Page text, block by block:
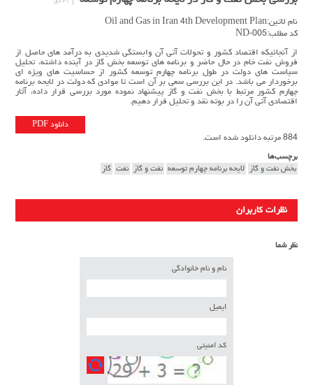
نام لاتین:Oil and Gas in Iran 4th Development Plan
کد مطلب:ND-005
از آنجائیکه اقتصاد کشور و تحولات آتی آن وابستگی شدیدی به درآمد های حاصل از
فروش نفت خام در حال حاضر و برنامه های توسعه بخش گاز در آینده داشته، تحلیل
سیاست های دولت در طول برنامه چهارم توسعه کشور از حساسیت های ویژه ای
برخوردار می باشد. در این بررسی سعی بر آن است تا موادی که دولت در لایحه برنامه
چهارم کشور مرتبط با بخش نفت و گاز پیشنهاد نموده مورد بررسی قرار داده، آثار
اقتصادی آتی آن را در بوته نقد و تحلیل قرار دهیم.
دانلود PDF
884 مرتبه دانلود شده است.
برچسب‌ها
بخش نفت و گاز
لایحه برنامه چهارم توسعه نفت و گاز نفت گاز
نظرات کاربران
نظر شما
نام و نام خانوادگی
ایمیل
کد امنیتی